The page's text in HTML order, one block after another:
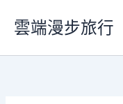
要
雲端漫步旅行